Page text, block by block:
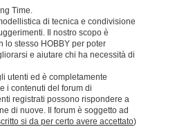
Time.
di tecnica e condivisione
Il nostro scopo è
lo stesso HOBBY per poter
e aiutare chi ha necessità di
utenti ed è completamente
i contenuti del forum di
registrati possono rispondere a
di nuove. Il forum è soggetto ad
si da per certo avere accettato)